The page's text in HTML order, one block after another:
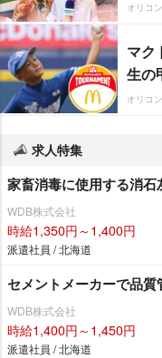
オリコ
マク
生の
オリコ
求人特集
家畜消毒に使用する消
WDB株式会社
時給1,350円～1,400円
派遣社員 / 北海道
セメントメーカーで品
WDB株式会社
時給1,400円～1,450円
派遣社員 / 北海道